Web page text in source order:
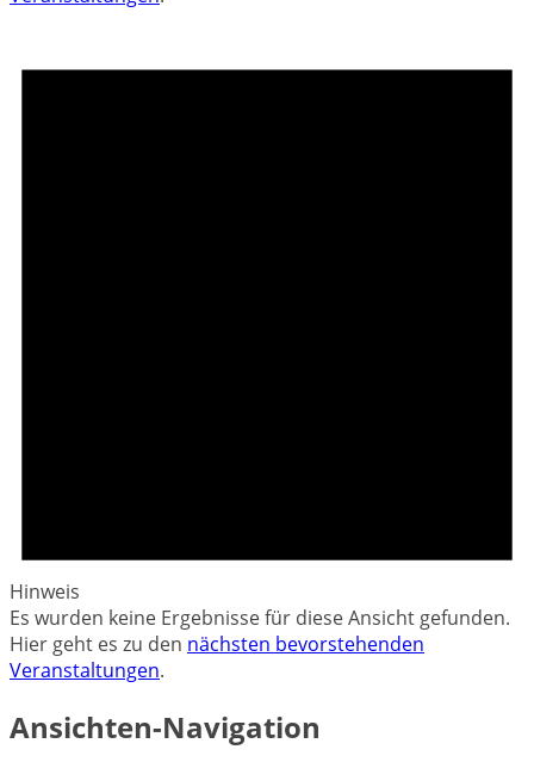
Hinweis
Es wurden keine Ergebnisse für diese Ansicht gefunden.
Hier geht es zu den nächsten bevorstehenden
Veranstaltungen.
Ansichten-Navigation